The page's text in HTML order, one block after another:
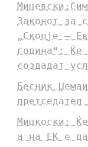
Законот за
„Скопје –
година“: Ќе
создадат
Бесник
Мицкоски:
а на ЕК е